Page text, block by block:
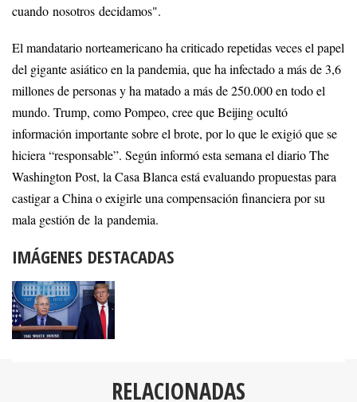
cuando nosotros decidamos".
El mandatario norteamericano ha criticado repetidas veces el papel
del gigante asiático en la pandemia, que ha infectado a más de 3,6
millones de personas y ha matado a más de 250.000 en todo el
mundo. Trump, como Pompeo, cree que Beijing ocultó
información importante sobre el brote, por lo que le exigió que se
hiciera “responsable”. Según informó esta semana el diario The
Washington Post, la Casa Blanca está evaluando propuestas para
castigar a China o exigirle una compensación financiera por su
mala gestión de la pandemia.
IMÁGENES DESTACADAS
RELACIONADAS